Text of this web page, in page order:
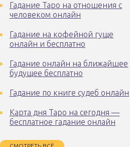
Гадание Таро на отношения с
человеком онлайн
Гадание на кофейной гуще
онлайн и бесплатно
Гадание онлайн на ближайшее
будущее бесплатно
Гадание по книге судеб онлайн
Карта дня Таро на сегодня —
бесплатное гадание онлайн